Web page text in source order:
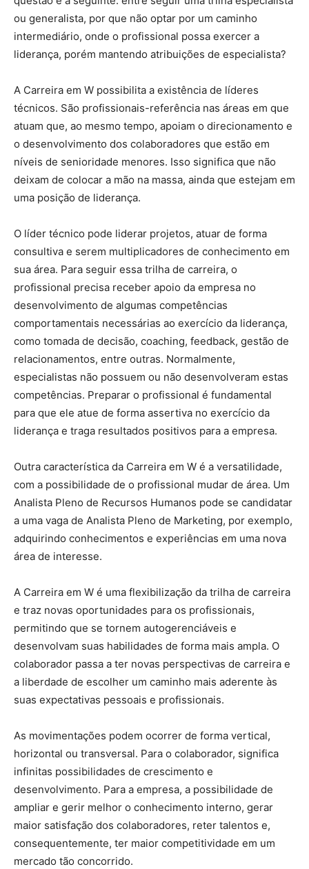
ou generalista, por que não optar por um caminho
intermediário, onde o profissional possa exercer a
liderança, porém mantendo atribuições de especialista?
A Carreira em W possibilita a existência de líderes
técnicos. São profissionais-referência nas áreas em que
atuam que, ao mesmo tempo, apoiam o direcionamento e
o desenvolvimento dos colaboradores que estão em
níveis de senioridade menores. Isso significa que não
deixam de colocar a mão na massa, ainda que estejam em
uma posição de liderança.
O líder técnico pode liderar projetos, atuar de forma
consultiva e serem multiplicadores de conhecimento em
sua área. Para seguir essa trilha de carreira, o
profissional precisa receber apoio da empresa no
desenvolvimento de algumas competências
comportamentais necessárias ao exercício da liderança,
como tomada de decisão, coaching, feedback, gestão de
relacionamentos, entre outras. Normalmente,
especialistas não possuem ou não desenvolveram estas
competências. Preparar o profissional é fundamental
para que ele atue de forma assertiva no exercício da
liderança e traga resultados positivos para a empresa.
Outra característica da Carreira em W é a versatilidade,
com a possibilidade de o profissional mudar de área. Um
Analista Pleno de Recursos Humanos pode se candidatar
a uma vaga de Analista Pleno de Marketing, por exemplo,
adquirindo conhecimentos e experiências em uma nova
área de interesse.
A Carreira em W é uma flexibilização da trilha de carreira
e traz novas oportunidades para os profissionais,
permitindo que se tornem autogerenciáveis e
desenvolvam suas habilidades de forma mais ampla. O
colaborador passa a ter novas perspectivas de carreira e
a liberdade de escolher um caminho mais aderente às
suas expectativas pessoais e profissionais.
As movimentações podem ocorrer de forma vertical,
horizontal ou transversal. Para o colaborador, significa
infinitas possibilidades de crescimento e
desenvolvimento. Para a empresa, a possibilidade de
ampliar e gerir melhor o conhecimento interno, gerar
maior satisfação dos colaboradores, reter talentos e,
consequentemente, ter maior competitividade em um
mercado tão concorrido.